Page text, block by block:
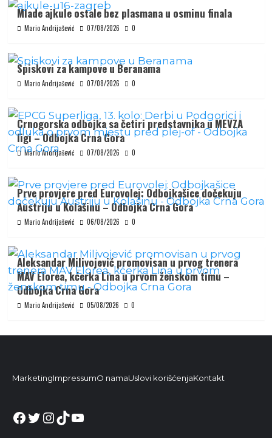
Mlade ajkule ostale bez plasmana u osminu finala
Mario Andrijašević 07/08/2026 0
Spiskovi za kampove u Beranama
Mario Andrijašević 07/08/2026 0
Crnogorska odbojka sa četiri predstavnika u MEVZA
ligi – Odbojka Crna Gora
Mario Andrijašević 07/08/2026 0
Prve provjere pred Eurovolej: Odbojkašice dočekuju
Austriju u Kolašinu – Odbojka Crna Gora
Mario Andrijašević 06/08/2026 0
Aleksandar Milivojević promovisan u prvog trenera
MAV Elorea, kćerka Lina u prvom ženskom timu –
Odbojka Crna Gora
Mario Andrijašević 05/08/2026 0
MarketingImpressumO namaUslovi korišćenjaKontakt
Facebook
Twitter
Instagram
TikTok
YouTube